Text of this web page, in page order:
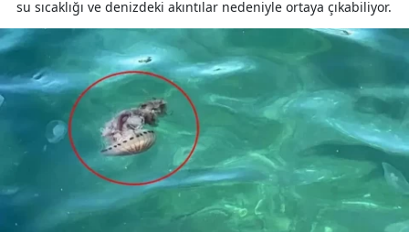
su sıcaklığı ve denizdeki akıntılar nedeniyle ortaya çıkabiliyor.